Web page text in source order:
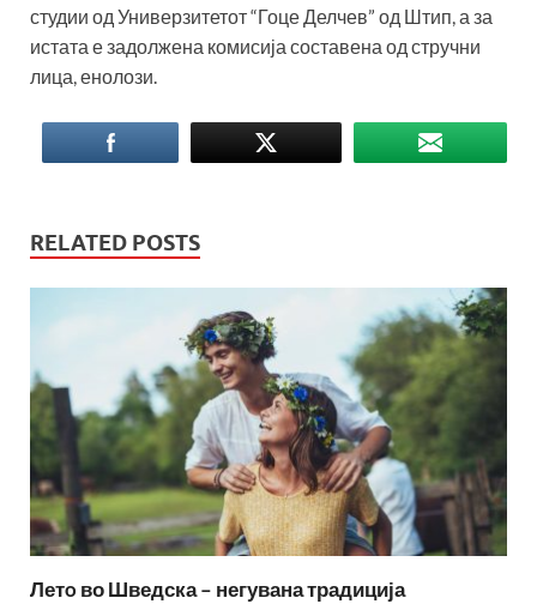
студии од Универзитетот “Гоце Делчев” од Штип, а за
истата е задолжена комисија составена од стручни
лица, енолози.
RELATED POSTS
Летo во Шведска – негувана традиција